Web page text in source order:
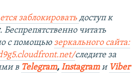
заблокировать доступ к
. Беспрепятственно читать
с помощью зеркального сайта:
следите за
в Telegram, Instagramи Viber